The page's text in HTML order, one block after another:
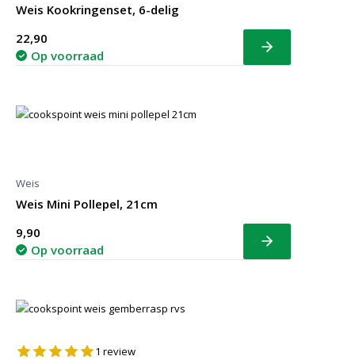
Weis Kookringenset, 6-delig
22,90
Op voorraad
Bekijk
Weis
Weis Mini Pollepel, 21cm
9,90
Op voorraad
Bekijk
1 review